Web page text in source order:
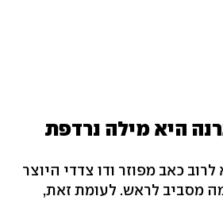
היא מילה נרדפת
כאב מפוזר ודו צדדי היוצר
מסביב לראש. לעומת זאת,